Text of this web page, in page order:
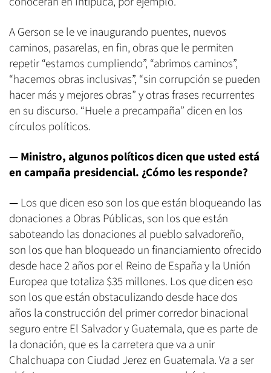
A Gerson se le ve inaugurando puentes, nuevos
caminos, pasarelas, en fin, obras que le permiten
repetir “estamos cumpliendo”, “abrimos caminos”,
“hacemos obras inclusivas”, “sin corrupción se pueden
hacer más y mejores obras” y otras frases recurrentes
en su discurso. “Huele a precampaña” dicen en los
círculos políticos.
—Ministro, algunos políticos dicen que usted está
en campaña presidencial. ¿Cómo les responde?
—Los que dicen eso son los que están bloqueando las
donaciones a Obras Públicas, son los que están
saboteando las donaciones al pueblo salvadoreño,
son los que han bloqueado un financiamiento ofrecido
desde hace 2 años por el Reino de España y la Unión
Europea que totaliza $35 millones. Los que dicen eso
son los que están obstaculizando desde hace dos
años la construcción del primer corredor binacional
seguro entre El Salvador y Guatemala, que es parte de
la donación, que es la carretera que va a unir
Chalchuapa con Ciudad Jerez en Guatemala. Va a ser